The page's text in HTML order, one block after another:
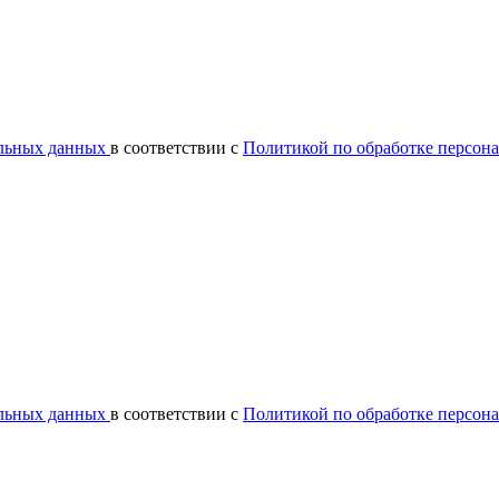
данных в соответствии с Политикой по обработке
данных в соответствии с Политикой по обработке